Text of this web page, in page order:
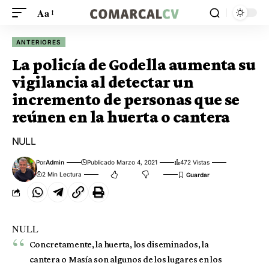
Aa
ANTERIORES
La policía de Godella aumenta su
vigilancia al detectar un
incremento de personas que se
reúnen en la huerta o cantera
NULL
PorAdmin Publicado Marzo 4, 2021
472 Vistas
2 Min Lectura
NULL
Concretamente, la huerta, los diseminados, la
cantera o Masía son algunos de los lugares en los